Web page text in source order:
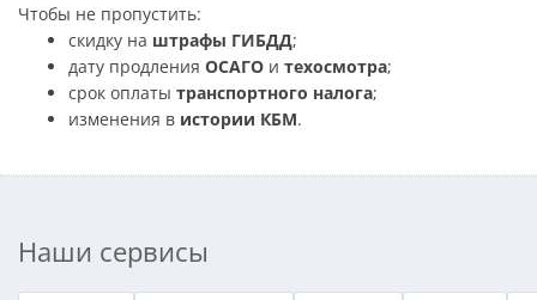
Чтобы не пропустить:
скидку на штрафы ГИБДД;
дату продления ОСАГО и техосмотра;
срок оплаты транспортного налога;
изменения в истории КБМ.
Наши сервисы